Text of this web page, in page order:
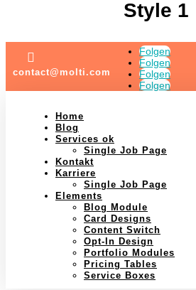
Style 1

contact@molti.com
Folgen
Folgen
Folgen
Folgen
Home
Blog
Services ok
Single Job Page
Kontakt
Karriere
Single Job Page
Elements
Blog Module
Card Designs
Content Switch
Opt-In Design
Portfolio Modules
Pricing Tables
Service Boxes